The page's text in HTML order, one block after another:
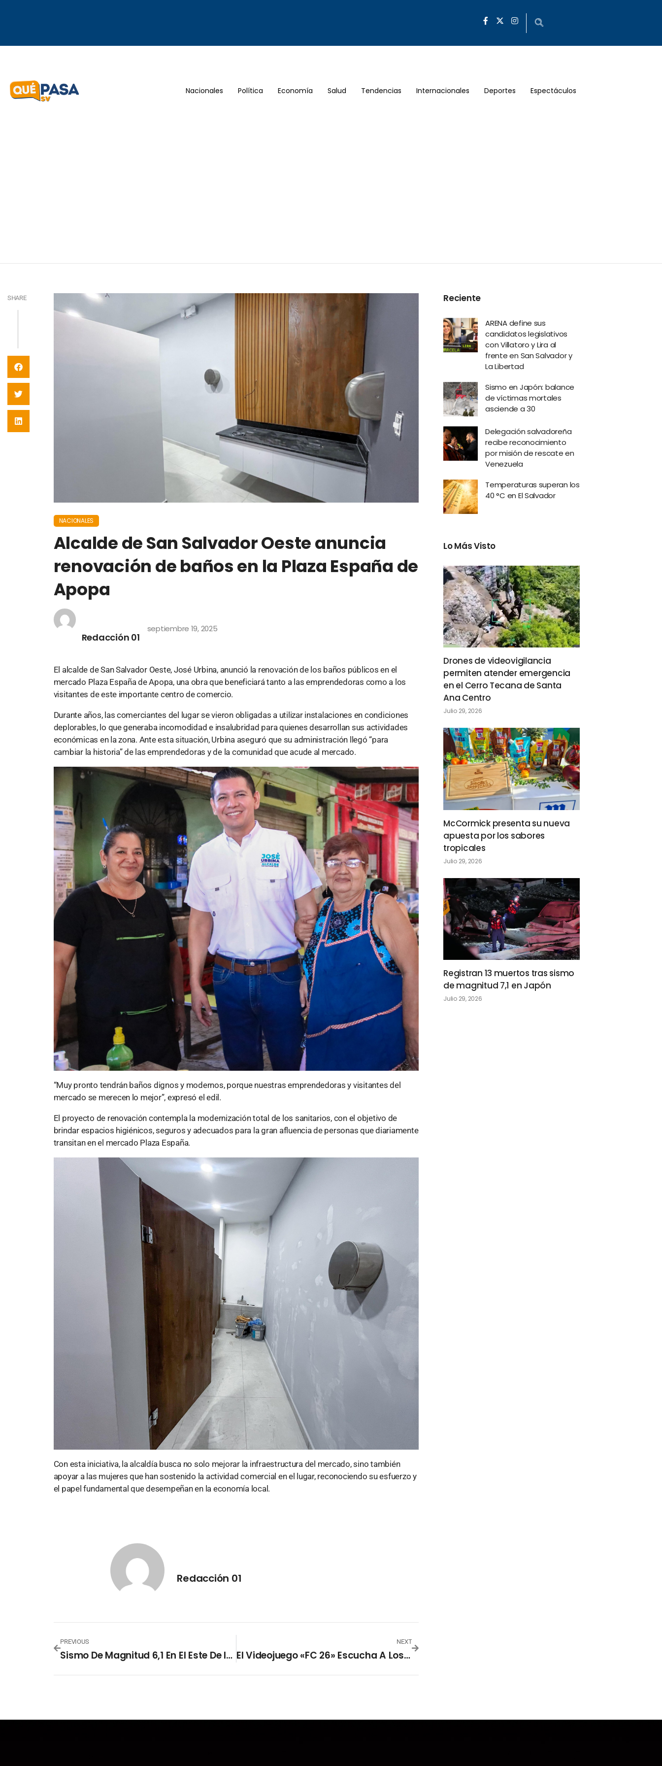
Nacionales Política Economía Salud Tendencias Internacionales Deportes Espectáculos
SHARE
NACIONALES
Alcalde de San Salvador Oeste anuncia
renovación de baños en la Plaza España de
Apopa
Redacción 01
septiembre 19, 2025
El alcalde de San Salvador Oeste, José Urbina, anunció la renovación de los baños públicos en el
mercado Plaza España de Apopa, una obra que beneficiará tanto a las emprendedoras como a los
visitantes de este importante centro de comercio.
Durante años, las comerciantes del lugar se vieron obligadas a utilizar instalaciones en condiciones
deplorables, lo que generaba incomodidad e insalubridad para quienes desarrollan sus actividades
económicas en la zona. Ante esta situación, Urbina aseguró que su administración llegó “para
cambiar la historia” de las emprendedoras y de la comunidad que acude al mercado.
“Muy pronto tendrán baños dignos y modernos, porque nuestras emprendedoras y visitantes del
mercado se merecen lo mejor”, expresó el edil.
El proyecto de renovación contempla la modernización total de los sanitarios, con el objetivo de
brindar espacios higiénicos, seguros y adecuados para la gran afluencia de personas que diariamente
transitan en el mercado Plaza España.
Con esta iniciativa, la alcaldía busca no solo mejorar la infraestructura del mercado, sino también
apoyar a las mujeres que han sostenido la actividad comercial en el lugar, reconociendo su esfuerzo y
el papel fundamental que desempeñan en la economía local.
Redacción 01
PREVIOUS
Sismo De Magnitud 6,1 En El Este De Indonesia
NEXT
El Videojuego «FC 26» Escucha A Los Jugadores Y Lanza Su «FIFA» Más Ambicioso
Reciente
ARENA define sus
candidatos legislativos
con Villatoro y Lira al
frente en San Salvador y
La Libertad
Sismo en Japón: balance
de víctimas mortales
asciende a 30
Delegación salvadoreña
recibe reconocimiento
por misión de rescate en
Venezuela
Temperaturas superan los
40 °C en El Salvador
Lo Más Visto
Drones de videovigilancia
permiten atender emergencia
en el Cerro Tecana de Santa
Ana Centro
Julio 29, 2026
McCormick presenta su nueva
apuesta por los sabores
tropicales
Julio 29, 2026
Registran 13 muertos tras sismo
de magnitud 7,1 en Japón
Julio 29, 2026